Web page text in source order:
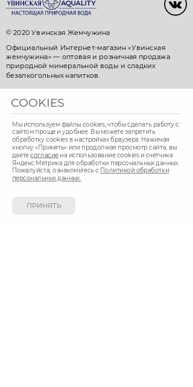
© 2020 Увинская Жемчужина
Официальный Интернет-магазин «Увинская
жемчужина» — оптовая и розничная продажа
природной минеральной воды и сладких
безалкогольных напитков.
+7 843 570-15-15 (Казань)
Город Ижевск, Казань
Доставка ежедневно с 9.00 до 22.00
СПОСОБ ОПЛАТЫ
COOKIES
Мы используем файлы cookies, чтобы сделать работу с
сайтом проще и удобнее. Вы можете запретить
обработку сookies в настройках браузера. Нажимая
кнопку «Принять» или продолжая просмотр сайта, вы
даетесогласиена использование cookies и счетчика
Яндекс.Метрика для обработки персональных данных.
Пожалуйста, ознакомьтесь с Политикой обработки
персональных данных.
ПРИНЯТЬ